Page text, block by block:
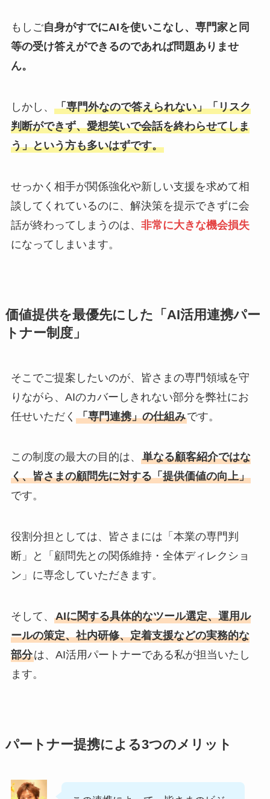
もしご自身がすでにAIを使いこなし、専門家と同
等の受け答えができるのであれば問題ありませ
ん。
しかし、 「専門外なので答えられない」「リスク
判断ができず、愛想笑いで会話を終わらせてしま
う」という方も多いはずです。
せっかく相手が関係強化や新しい支援を求めて相
談してくれているのに、解決策を提示できずに会
話が終わってしまうのは、 非常に大きな機会損失
になってしまいます。
価値提供を最優先にした「AI活用連携パー
トナー制度」
そこでご提案したいのが、皆さまの専門領域を守
りながら、AIのカバーしきれない部分を弊社にお
任せいただく 「専門連携」の仕組みです。
この制度の最大の目的は、 単なる顧客紹介ではな
く、皆さまの顧問先に対する「提供価値の向上」
です。
役割分担としては、皆さまには「本業の専門判
断」と「顧問先との関係維持・全体ディレクショ
ン」に専念していただきます。
そして、 AIに関する具体的なツール選定、運用ル
ールの策定、社内研修、定着支援などの実務的な
部分は、AI活用パートナーである私が担当いたし
ます。
パートナー提携による3つのメリット